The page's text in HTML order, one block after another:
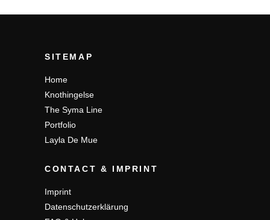
SITEMAP
Home
Knothingelse
The Syma Line
Portfolio
Layla De Mue
CONTACT & IMPRINT
Imprint
Datenschutzerklärung